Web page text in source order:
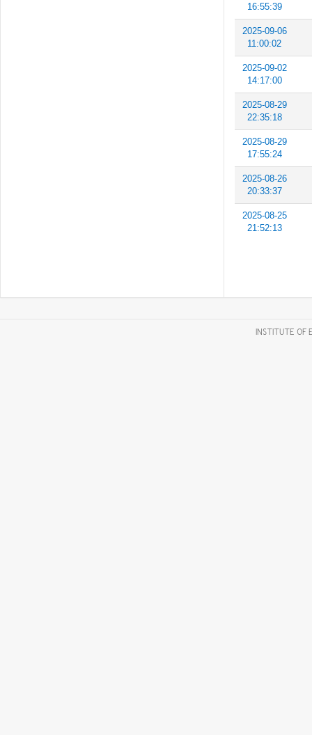
16:55:39
2025-09-06
11:00:02
2025-09-02
14:17:00
2025-08-29
22:35:18
2025-08-29
17:55:24
2025-08-26
20:33:37
2025-08-25
21:52:13
INSTITUTE OF